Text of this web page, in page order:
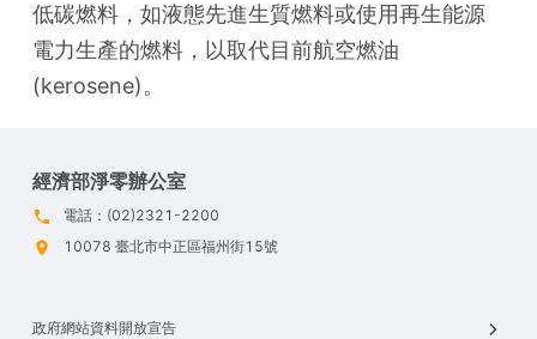
低碳燃料，如液態先進生質燃料或使用再生能源
電力生產的燃料，以取代目前航空燃油
(kerosene)。
經濟部淨零辦公室
電話：(02)2321-2200
10078 臺北市中正區福州街15號
政府網站資料開放宣告